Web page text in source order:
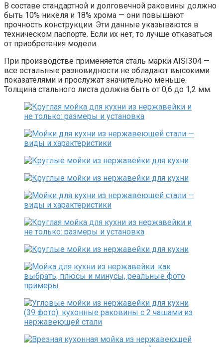
В составе стандартной и долговечной раковины должно
быть 10% никеля и 18% хрома — они повышают
прочность конструкции. Эти данные указываются в
техническом паспорте. Если их нет, то лучше отказаться
от приобретения модели.
При производстве применяется сталь марки AISI304 —
все остальные разновидности не обладают высокими
показателями и прослужат значительно меньше.
Толщина стального листа должна быть от 0,6 до 1,2 мм.